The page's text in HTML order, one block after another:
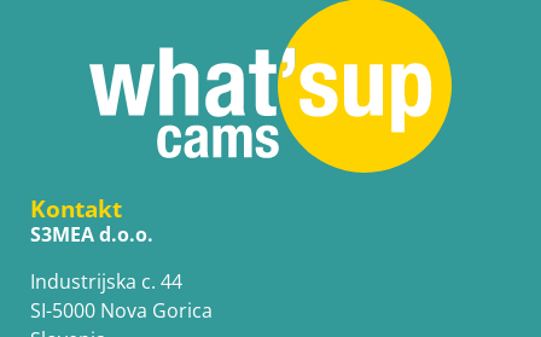
Kontakt
S3MEA d.o.o.
Industrijska c. 44
SI-5000 Nova Gorica